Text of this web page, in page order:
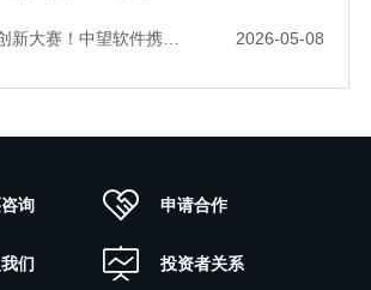
件携手三家伙伴，斩获信创赛道多项大奖 2026-05-08
询 申请合作
们 投资者关系